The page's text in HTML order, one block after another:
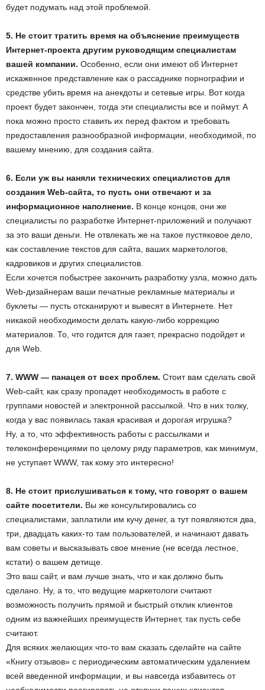
будет подумать над этой проблемой.
5. Не стоит тратить время на объяснение преимуществ
Интернет-проекта другим руководящим специалистам
вашей компании. Особенно, если они имеют об Интернет
искаженное представление как о рассаднике порнографии и
средстве убить время на анекдоты и сетевые игры. Вот когда
проект будет закончен, тогда эти специалисты все и поймут. А
пока можно просто ставить их перед фактом и требовать
предоставления разнообразной информации, необходимой, по
вашему мнению, для создания сайта.
6. Если уж вы наняли технических специалистов для
создания Web-сайта, то пусть они отвечают и за
информационное наполнение. В конце концов, они же
специалисты по разработке Интернет-приложений и получают
за это ваши деньги. Не отвлекать же на такое пустяковое дело,
как составление текстов для сайта, ваших маркетологов,
кадровиков и других специалистов.
Если хочется побыстрее закончить разработку узла, можно дать
Web-дизайнерам ваши печатные рекламные материалы и
буклеты — пусть отсканируют и вывесят в Интернете. Нет
никакой необходимости делать какую-либо коррекцию
материалов. То, что годится для газет, прекрасно подойдет и
для Web.
7. WWW — панацея от всех проблем. Стоит вам сделать свой
Web-сайт, как сразу пропадет необходимость в работе с
группами новостей и электронной рассылкой. Что в них толку,
когда у вас появилась такая красивая и дорогая игрушка?
Ну, а то, что эффективность работы с рассылками и
телеконференциями по целому ряду параметров, как минимум,
не уступает WWW, так кому это интересно!
8. Не стоит прислушиваться к тому, что говорят о вашем
сайте посетители. Вы же консультировались со
специалистами, заплатили им кучу денег, а тут появляются два,
три, двадцать каких-то там пользователей, и начинают давать
вам советы и высказывать свое мнение (не всегда лестное,
кстати) о вашем детище.
Это ваш сайт, и вам лучше знать, что и как должно быть
сделано. Ну, а то, что ведущие маркетологи считают
возможность получить прямой и быстрый отклик клиентов
одним из важнейших преимуществ Интернет, так пусть себе
считают.
Для всяких желающих что-то вам сказать сделайте на сайте
«Книгу отзывов» с периодическим автоматическим удалением
всей введенной информации, и вы навсегда избавитесь от